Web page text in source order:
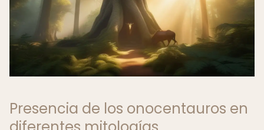
Presencia de los onocentauros en